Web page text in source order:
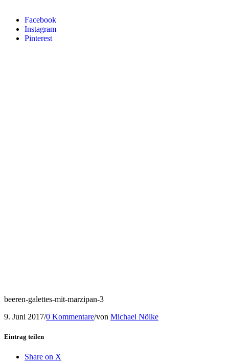
Facebook
Instagram
Pinterest
beeren-galettes-mit-marzipan-3
9. Juni 2017/0 Kommentare/von Michael Nölke
Eintrag teilen
Share on X